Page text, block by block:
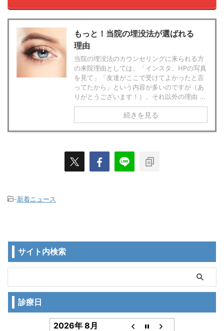
もっと！当院の埋没法が選ばれる
理由
当院の埋没法のカウンセリングに来られる方
の来院理由としては、「インスタ、HPの写真
を見て」「友達がここで受けてよかったと言
ってたから」という内容が多いのですが（あ
りがとうございます！）、それ以外の理由 ...
続きを見る
-新着ニュース
サイト内検索
診療日
2026年 8月